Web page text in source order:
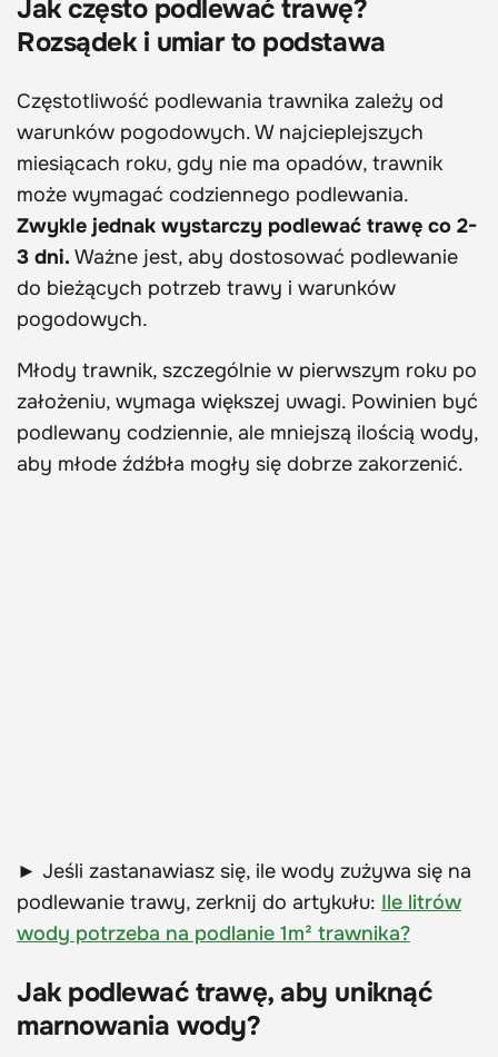
Jak często podlewać trawę?
Rozsądek i umiar to podstawa
Częstotliwość podlewania trawnika zależy od
warunków pogodowych. W najcieplejszych
miesiącach roku, gdy nie ma opadów, trawnik
może wymagać codziennego podlewania.
Zwykle jednak wystarczy podlewać trawę co 2-
3 dni. Ważne jest, aby dostosować podlewanie
do bieżących potrzeb trawy i warunków
pogodowych.
Młody trawnik, szczególnie w pierwszym roku po
założeniu, wymaga większej uwagi. Powinien być
podlewany codziennie, ale mniejszą ilością wody,
aby młode źdźbła mogły się dobrze zakorzenić.
► Jeśli zastanawiasz się, ile wody zużywa się na
podlewanie trawy, zerknij do artykułu: Ile litrów
wody potrzeba na podlanie 1m² trawnika?
Jak podlewać trawę, aby uniknąć
marnowania wody?